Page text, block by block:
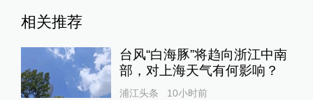
相关推荐
台风“白海豚”将趋向浙江中南
部，对上海天气有何影响？
浦江头条 10小时前